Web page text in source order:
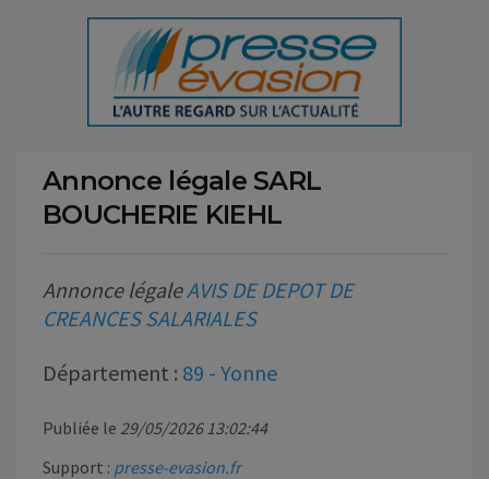
Annonce légale SARL
BOUCHERIE KIEHL
Annonce légaleAVIS DE DEPOT DE
CREANCES SALARIALES
Département : 89 - Yonne
Publiée le 29/05/2026 13:02:44
Support : presse-evasion.fr